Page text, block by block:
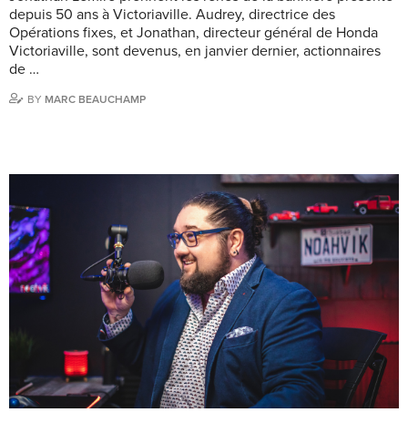
depuis 50 ans à Victoriaville. Audrey, directrice des
Opérations fixes, et Jonathan, directeur général de Honda
Victoriaville, sont devenus, en janvier dernier, actionnaires
de …
BY MARC BEAUCHAMP